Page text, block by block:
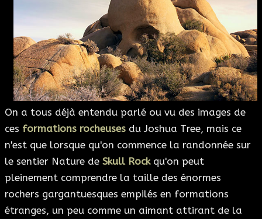
On a tous déjà entendu parlé ou vu des images de
ces formations rocheuses du Joshua Tree, mais ce
n'est que lorsque qu'on commence la randonnée sur
le sentier Nature de Skull Rockqu'on peut
pleinement comprendre la taille des énormes
rochers gargantuesques empilés en formations
étranges, un peu comme un aimant attirant de la